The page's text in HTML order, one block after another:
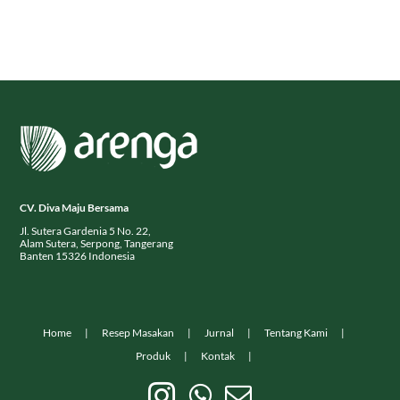
CV. Diva Maju Bersama
Jl. Sutera Gardenia 5 No. 22,
Alam Sutera, Serpong, Tangerang
Banten 15326 Indonesia
Home Resep Masakan Jurnal
Tentang Kami
Produk
Kontak